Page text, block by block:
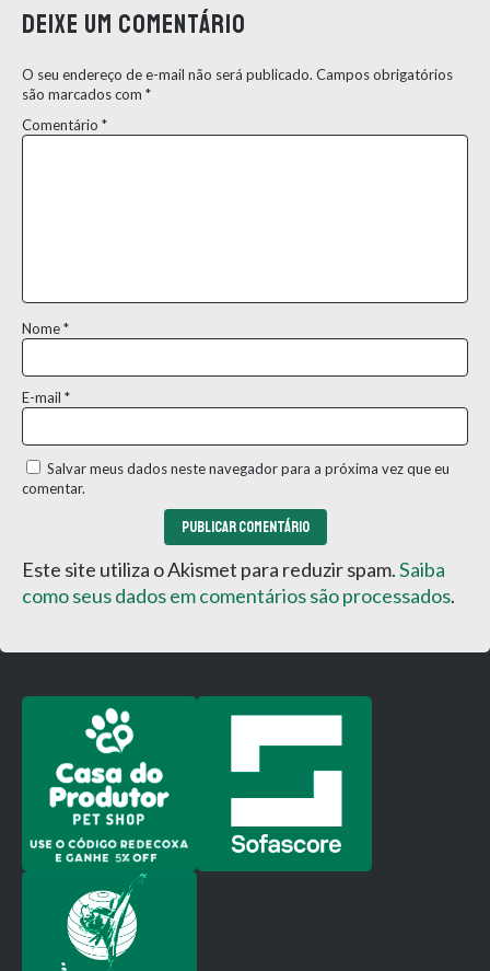
Deixe um comentário
O seu endereço de e-mail não será publicado. Campos obrigatórios
são marcados com *
Comentário *
Nome*
E-mail *
Salvar meus dados neste navegador para a próxima vez que eu
comentar.
Este site utiliza o Akismet para reduzir spam.Saiba
como seus dados em comentários são processados.